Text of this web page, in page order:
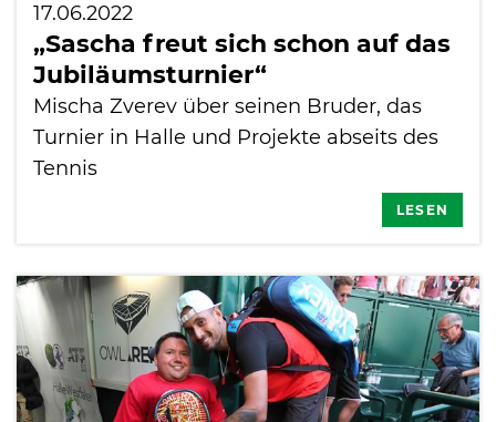
17.06.2022
„Sascha freut sich schon auf das
Jubiläumsturnier“
Mischa Zverev über seinen Bruder, das
Turnier in Halle und Projekte abseits des
Tennis
LESEN